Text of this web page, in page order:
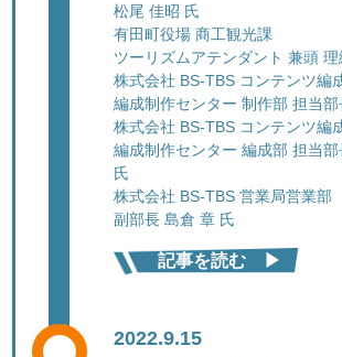
松尾 佳昭 氏
有田町役場 商工観光課
ツーリズムアテンダント 兼頭 理
株式会社 BS-TBS コンテンツ編
編成制作センター 制作部 担当
株式会社 BS-TBS コンテンツ編
編成制作センター 編成部 担当
氏
株式会社 BS-TBS 営業局営業部
副部長 島倉 章 氏
記事を読む ▶︎
2022.9.15